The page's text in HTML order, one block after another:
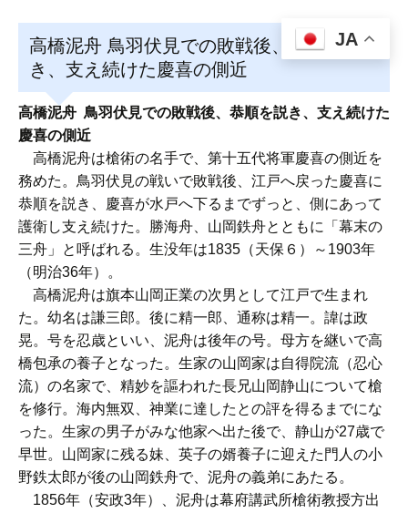
高橋泥舟 鳥羽伏見での敗戦後、恭順を説
き、支え続けた慶喜の側近
高橋泥舟 鳥羽伏見での敗戦後、恭順を説き、支え続けた
慶喜の側近
高橋泥舟は槍術の名手で、第十五代将軍慶喜の側近を
務めた。鳥羽伏見の戦いで敗戦後、江戸へ戻った慶喜に
恭順を説き、慶喜が水戸へ下るまでずっと、側にあって
護衛し支え続けた。勝海舟、山岡鉄舟とともに「幕末の
三舟」と呼ばれる。生没年は1835（天保６）～1903年
（明治36年）。
高橋泥舟は旗本山岡正業の次男として江戸で生まれ
た。幼名は謙三郎。後に精一郎、通称は精一。諱は政
晃。号を忍歳といい、泥舟は後年の号。母方を継いで高
橋包承の養子となった。生家の山岡家は自得院流（忍心
流）の名家で、精妙を謳われた長兄山岡静山について槍
を修行。海内無双、神業に達したとの評を得るまでにな
った。生家の男子がみな他家へ出た後で、静山が27歳で
早世。山岡家に残る妹、英子の婿養子に迎えた門人の小
野鉄太郎が後の山岡鉄舟で、泥舟の義弟にあたる。
1856年（安政3年）、泥舟は幕府講武所槍術教授方出
JA